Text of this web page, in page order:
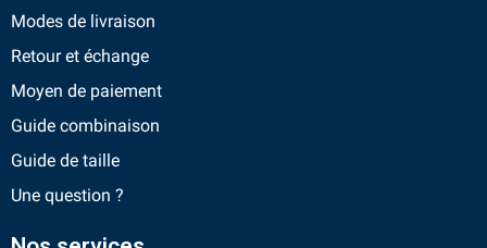
Modes de livraison
Retour et échange
Moyen de paiement
Guide combinaison
Guide de taille
Une question ?